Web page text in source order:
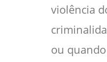
violência
ou